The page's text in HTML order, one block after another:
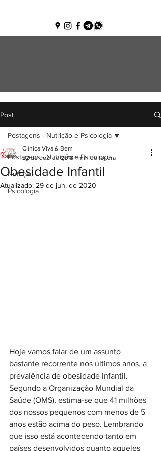
Post
Postagens - Nutrição e Psicologia
Nutrição
Psicologia
Postagens - Nutrição e Psicologia
Obesidade Infantil
Clínica Viva & Bem
22 de dez. de 2018 1 min de leitura
Atualizado: 29 de jun. de 2020
Hoje vamos falar de um assunto
bastante recorrente nos últimos anos, a
prevalência de obesidade infantil.
Segundo a Organização Mundial da
Saúde (OMS), estima-se que 41 milhões
dos nossos pequenos com menos de 5
anos estão acima do peso. Lembrando
que isso está acontecendo tanto em
países desenvolvidos quanto aqueles